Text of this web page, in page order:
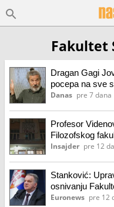
Fakultet
Dragan Gagi
pocepa na sve
materijala
Danas pre 7 dana
Profesor
Filozofskog
odmazdi, već o
Insajder pre 12
Stanković:
osnivanju
Euronews pre 12